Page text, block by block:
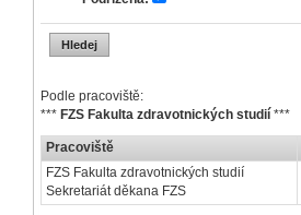
Podle pracoviště:
*** FZS Fakulta zdravotnických studií ***
Pracoviště
FZS Fakulta zdravotnických studií
Sekretariát děkana FZS